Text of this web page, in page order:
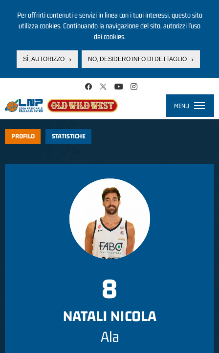
Per offrirti contenuti e servizi in linea con i tuoi interessi, questo sito
utilizza cookies. Continuando la navigazione del sito, autorizzi l’uso
dei cookies.
SÌ, AUTORIZZO NO, DESIDERO INFO DI DETTAGLIO
MENU
PROFILO STATISTICHE
8
NATALI NICOLA
Ala